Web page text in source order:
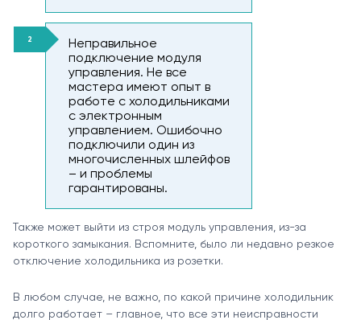
Неправильное
подключение модуля
управления. Не все
мастера имеют опыт в
работе с холодильниками
с электронным
управлением. Ошибочно
подключили один из
многочисленных шлейфов
– и проблемы
гарантированы.
Также может выйти из строя модуль управления, из-за
короткого замыкания. Вспомните, было ли недавно резкое
отключение холодильника из розетки.
В любом случае, не важно, по какой причине холодильник
долго работает – главное, что все эти неисправности